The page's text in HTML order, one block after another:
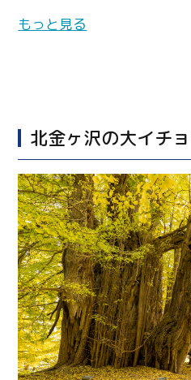
もっと見る
北金ヶ沢の大イチ
Twitter
Line
Copy